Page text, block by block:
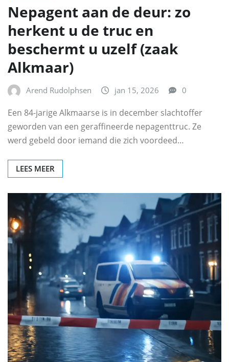
Nepagent aan de deur: zo
herkent u de truc en
beschermt u uzelf (zaak
Alkmaar)
Arend Rudolphsen jan 15, 2026 0
Een 84-jarige Alkmaarse is in december slachtoffer
geworden van een geraffineerde nepagenttruc. Ze
werd gebeld door iemand die zich voordeed…
LEES MEER